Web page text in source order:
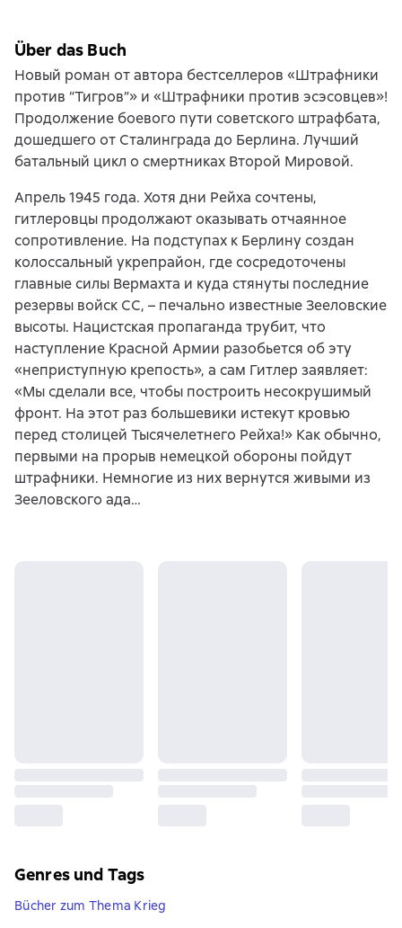
Über das Buch
Новый роман от автора бестселлеров «Штрафники
против “Тигров”» и «Штрафники против эсэсовцев»!
Продолжение боевого пути советского штрафбата,
дошедшего от Сталинграда до Берлина. Лучший
батальный цикл о смертниках Второй Мировой.
Апрель 1945 года. Хотя дни Рейха сочтены,
гитлеровцы продолжают оказывать отчаянное
сопротивление. На подступах к Берлину создан
колоссальный укрепрайон, где сосредоточены
главные силы Вермахта и куда стянуты последние
резервы войск СС, – печально известные Зееловские
высоты. Нацистская пропаганда трубит, что
наступление Красной Армии разобьется об эту
«неприступную крепость», а сам Гитлер заявляет:
«Мы сделали все, чтобы построить несокрушимый
фронт. На этот раз большевики истекут кровью
перед столицей Тысячелетнего Рейха!» Как обычно,
первыми на прорыв немецкой обороны пойдут
штрафники. Немногие из них вернутся живыми из
Зееловского ада…
Genres und Tags
Bücher zum Thema Krieg